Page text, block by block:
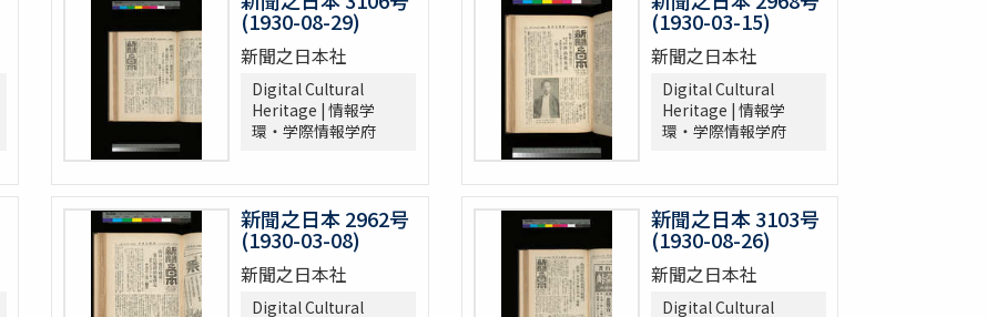
(1930-08-29)
新聞之日本社
Digital Cultural
Heritage | 情報学
環・学際情報学府
(1930-03-15)
新聞之日本社
Digital Cultural
Heritage | 情報学
環・学際情報学府
新聞之日本 2962号
(1930-03-08)
新聞之日本社
Digital Cultural
新聞之日本 3103号
(1930-08-26)
新聞之日本社
Digital Cultural